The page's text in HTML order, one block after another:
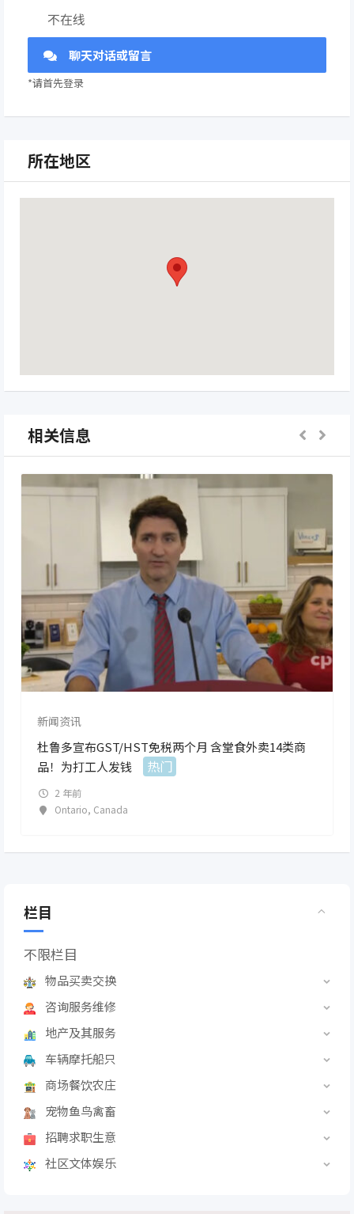
不在线
聊天对话或留言
*请首先登录
所在地区
相关信息
新闻资讯
杜鲁多宣布GST/HST免税两个月 含堂食外卖14类商
品！为打工人发钱
热门
2 年前
Ontario, Canada
栏目
不限栏目
物品买卖交换
咨询服务维修
地产及其服务
车辆摩托船只
商场餐饮农庄
宠物鱼鸟禽畜
招聘求职生意
社区文体娱乐